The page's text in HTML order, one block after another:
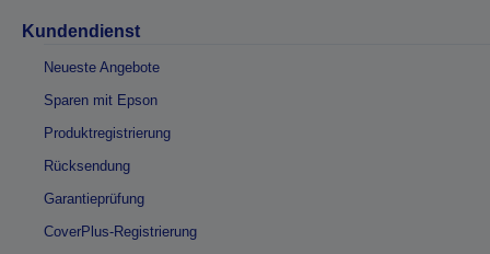
Kundendienst
Neueste Angebote
Sparen mit Epson
Produktregistrierung
Rücksendung
Garantieprüfung
CoverPlus-Registrierung